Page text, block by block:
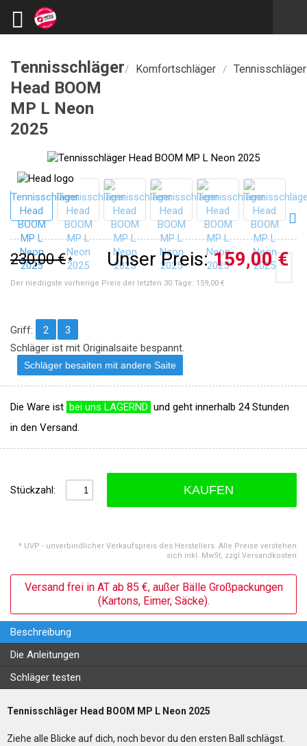
Tennisschläger
Head BOOM
MP L Neon
2025
/ Komfortschläger / Tennisschläger
230,00 €* Unser Preis:159,00 €
Der niedrigste vorherige Preis der letzten 30 Tage: 159,00 €
Griff: 2
3
Schläger ist mit Originalsaite bespannt.
Schläger besaiten mit andere Saite
Die Ware ist bei uns LAGERND und geht innerhalb 24 Stunden
in den Versand.
Stückzahl: KAUFEN
* UVP - unverbindlicher Verkaufspreis des Herstellers. Alle Preise verstehen
sich inkl. MwSt, zzgl Versandkosten
Versand frei in AT ab 85 €, außer Bälle Großpackungen
(Kartons, Eimer, Säcke).
Beschreibung
Die Anleitungen
Schläger testen
Tennisschläger Head BOOM MP L Neon 2025
Ziehe alle Blicke auf dich, noch bevor du den ersten Ball schlägst.